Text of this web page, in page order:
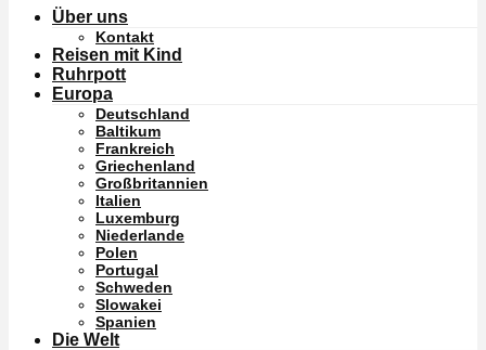
Über uns
Kontakt
Reisen mit Kind
Ruhrpott
Europa
Deutschland
Baltikum
Frankreich
Griechenland
Großbritannien
Italien
Luxemburg
Niederlande
Polen
Portugal
Schweden
Slowakei
Spanien
Die Welt